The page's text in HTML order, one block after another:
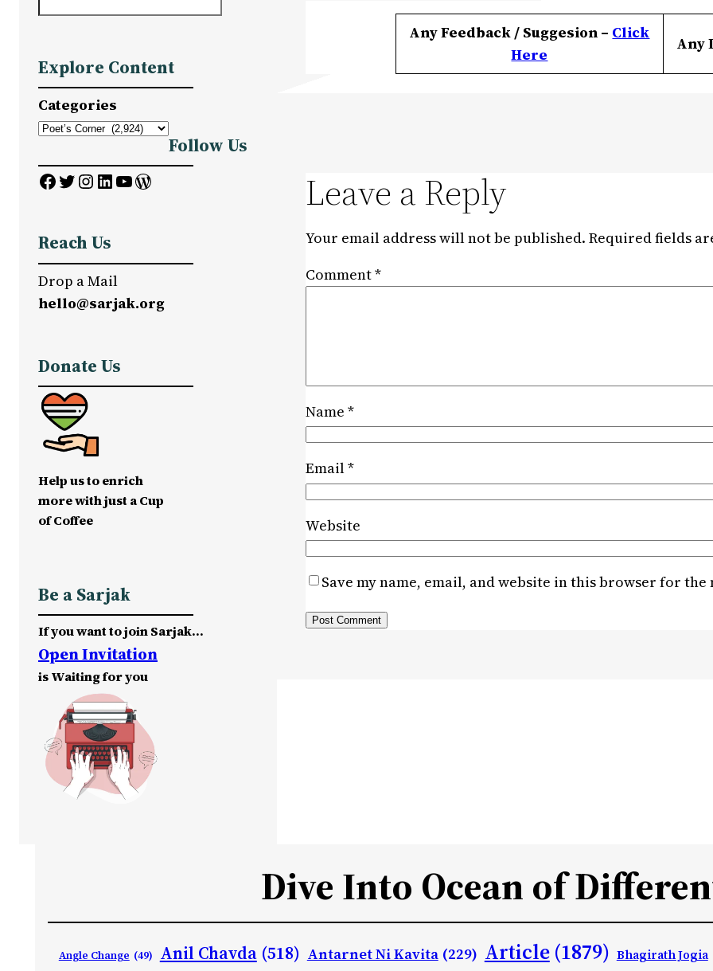
r
c
h
Explore Content
Categories
Follow Us
Facebook Twitter InstagramLinkedIn YouTube WordPress
Reach Us
Drop a Mail
hello@sarjak.org
Donate Us
Help us to enrich
more with just a Cup
of Coffee
Be a Sarjak
If you want to join Sarjak…
Open Invitation
is Waiting for you
Any Feedback / Suggesion – Click
Here
Any
Leave a Reply
Your email address will not be published. Required fields
Comment*
Name *
Email*
Website
Save my name, email, and website in this browser for
Dive Into Ocean of
Angle Change (49) Anil Chavda (518) Antarnet Ni Kavita (229) Article (1879) Bhagirath Jogia